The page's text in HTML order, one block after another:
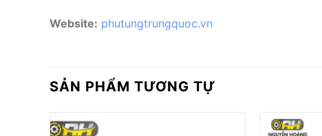
Website: phutungtrungquoc.vn
SẢN PHẨM TƯƠNG TỰ